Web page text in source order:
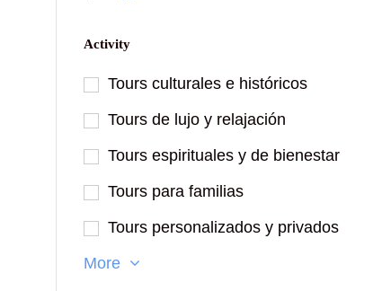
Activity
Tours culturales e históricos
Tours de lujo y relajación
Tours espirituales y de bienestar
Tours para familias
Tours personalizados y privados
More